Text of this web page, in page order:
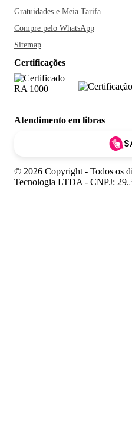
Gratuidades e Meia Tarifa
Compre pelo WhatsApp
Sitemap
Certificações
Atendimento em libras
© 2026 Copyright - Todos os
Tecnologia LTDA - CNPJ: